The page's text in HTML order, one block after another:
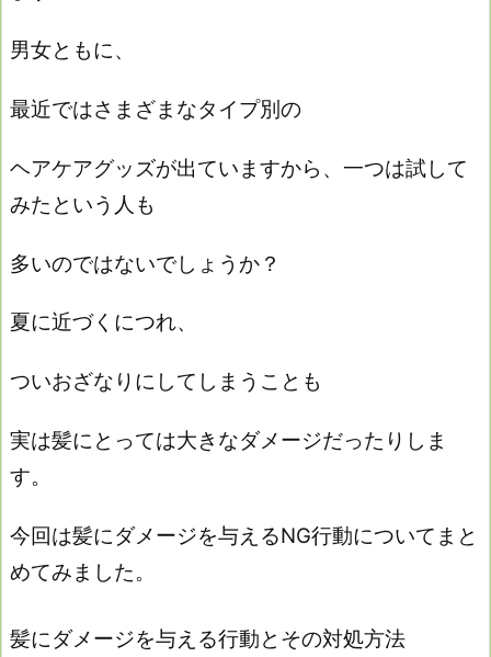
男女ともに、
最近ではさまざまなタイプ別の
ヘアケアグッズが出ていますから、一つは試して
みたという人も
多いのではないでしょうか？
夏に近づくにつれ、
ついおざなりにしてしまうことも
実は髪にとっては大きなダメージだったりしま
す。
今回は髪にダメージを与えるNG行動についてまと
めてみました。
髪にダメージを与える行動とその対処方法